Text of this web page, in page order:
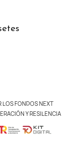
LOS FONDOS NEXT
Y RESILENCIA